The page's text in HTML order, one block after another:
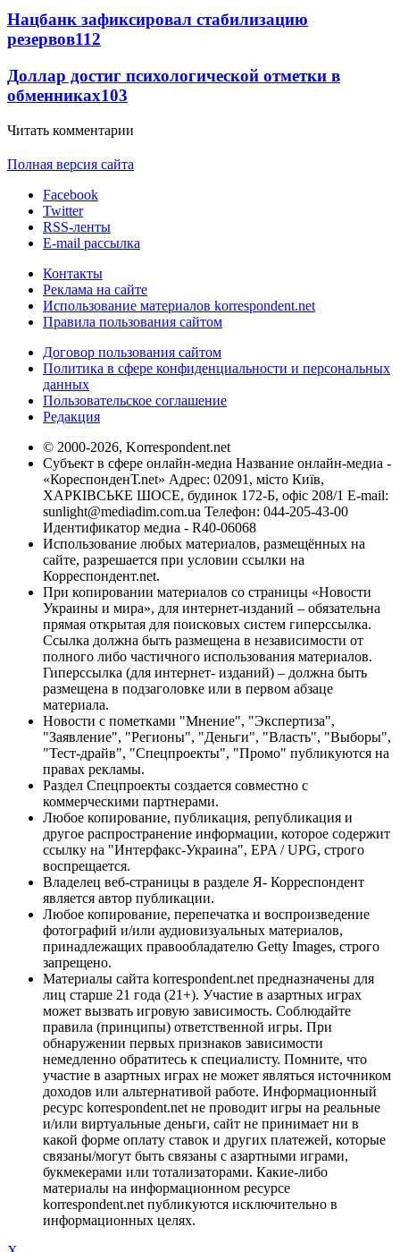
Нацбанк зафиксировал стабилизацию
резервов112
Доллар достиг психологической отметки в
обменниках103
Читать комментарии
Полная версия сайта
Facebook
Twitter
RSS-ленты
E-mail рассылка
Контакты
Реклама на сайте
Использование материалов korrespondent.net
Правила пользования сайтом
Договор пользования сайтом
Политика в сфере конфиденциальности и персональных
данных
Пользовательское соглашение
Редакция
© 2000-2026, Korrespondent.net
Субъект в сфере онлайн-медиа Название онлайн-медиа -
«КореспонденТ.net» Адрес: 02091, місто Київ,
ХАРКІВСЬКЕ ШОСЕ, будинок 172-Б, офіс 208/1 E-mail:
sunlight@mediadim.com.ua Телефон: 044-205-43-00
Идентификатор медиа - R40-06068
Использование любых материалов, размещённых на
сайте, разрешается при условии ссылки на
Корреспондент.net.
При копировании материалов со страницы «Новости
Украины и мира», для интернет-изданий – обязательна
прямая открытая для поисковых систем гиперссылка.
Ссылка должна быть размещена в независимости от
полного либо частичного использования материалов.
Гиперссылка (для интернет- изданий) – должна быть
размещена в подзаголовке или в первом абзаце
материала.
Новости с пометками "Мнение", "Экспертиза",
"Заявление", "Регионы", "Деньги", "Власть", "Выборы",
"Тест-драйв", "Спецпроекты", "Промо" публикуются на
правах рекламы.
Раздел Спецпроекты создается совместно с
коммерческими партнерами.
Любое копирование, публикация, републикация и
другое распространение информации, которое содержит
ссылку на "Интерфакс-Украина", EPA / UPG, строго
воспрещается.
Владелец веб-страницы в разделе Я- Корреспондент
является автор публикации.
Любое копирование, перепечатка и воспроизведение
фотографий и/или аудиовизуальных материалов,
принадлежащих правообладателю Getty Images, строго
запрещено.
Материалы сайта korrespondent.net предназначены для
лиц старше 21 года (21+). Участие в азартных играх
может вызвать игровую зависимость. Соблюдайте
правила (принципы) ответственной игры. При
обнаружении первых признаков зависимости
немедленно обратитесь к специалисту. Помните, что
участие в азартных играх не может являться источником
доходов или альтернативой работе. Информационный
ресурс korrespondent.net не проводит игры на реальные
и/или виртуальные деньги, сайт не принимает ни в
какой форме оплату ставок и других платежей, которые
связаны/могут быть связаны с азартными играми,
букмекерами или тотализаторами. Какие-либо
материалы на информационном ресурсе
korrespondent.net публикуются исключительно в
информационных целях.